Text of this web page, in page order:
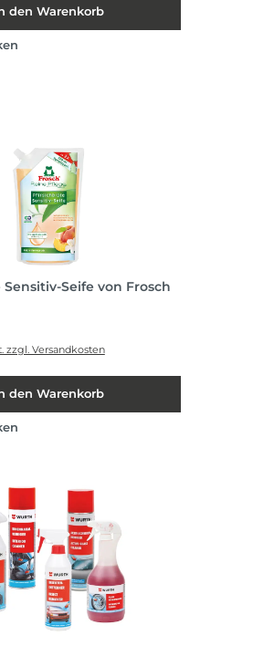
den Warenkorb
Seife von Frosch
zzgl. Versandkosten
den Warenkorb